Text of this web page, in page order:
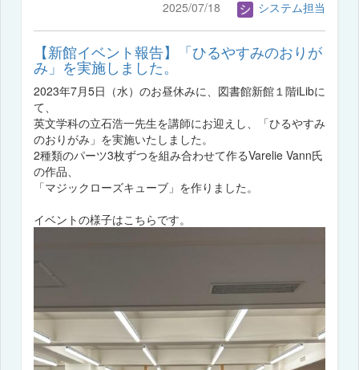
2025/07/18 システム担当
【新館イベント報告】「ひるやすみのおりが
み」を実施しました。
2023年7月5日（水）のお昼休みに、図書館新館１階iLibに
て、
英文学科の立石浩一先生を講師にお迎えし、「ひるやすみ
のおりがみ」を実施いたしました。
2種類のパーツ3枚ずつを組み合わせて作るVarelie Vann氏
の作品、
「マジックローズキューブ」を作りました。
イベントの様子はこちらです。